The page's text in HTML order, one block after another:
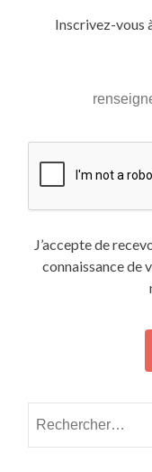
Inscrivez-vous
J’accepte de
connaissance